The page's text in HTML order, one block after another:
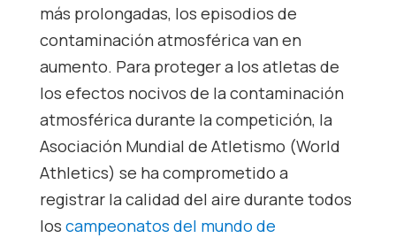
más prolongadas, los episodios de
contaminación atmosférica van en
aumento. Para proteger a los atletas de
los efectos nocivos de la contaminación
atmosférica durante la competición, la
Asociación Mundial de Atletismo (World
Athletics) se ha comprometido a
registrar la calidad del aire durante todos
los campeonatos del mundo de